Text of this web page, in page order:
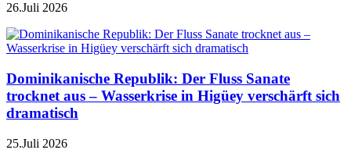
26.Juli 2026
Dominikanische Republik: Der Fluss Sanate
trocknet aus – Wasserkrise in Higüey verschärft sich
dramatisch
25.Juli 2026